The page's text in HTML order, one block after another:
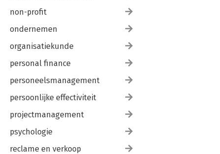
non-profit
ondernemen
organisatiekunde
personal finance
personeelsmanagement
persoonlijke effectiviteit
projectmanagement
psychologie
reclame en verkoop